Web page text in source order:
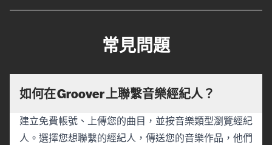
常見問題
如何在 Groover 上聯繫音樂經紀人？
建立免費帳號、上傳您的曲目，並按音樂類型瀏覽經紀
人。選擇您想聯繫的經紀人，傳送您的音樂作品，他們